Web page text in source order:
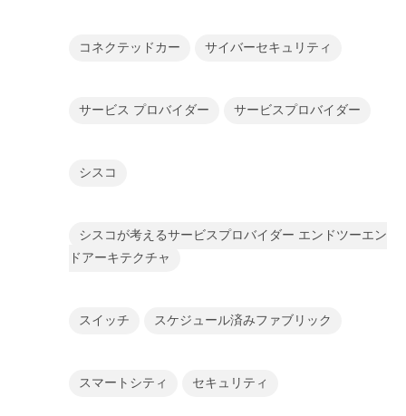
コネクテッドカー サイバーセキュリティ
サービス プロバイダー サービスプロバイダー
シスコ
シスコが考えるサービスプロバイダー エンドツーエン
ドアーキテクチャ
スイッチ スケジュール済みファブリック
スマートシティ セキュリティ